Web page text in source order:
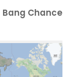
Bang Chance